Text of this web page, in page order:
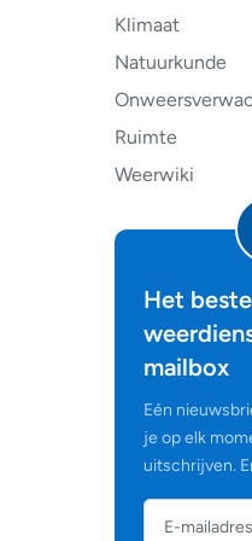
Klimaat
Natuurkunde
Ruimte
Weerwiki
Het
mailbox
Eén
je op elk
uitschrijven.